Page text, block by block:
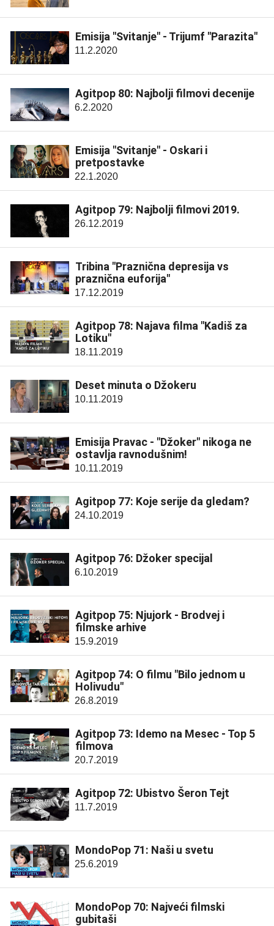
Emisija "Svitanje" - Trijumf "Parazita"
11.2.2020
Agitpop 80: Najbolji filmovi decenije
6.2.2020
Emisija "Svitanje" - Oskari i
pretpostavke
22.1.2020
Agitpop 79: Najbolji filmovi 2019.
26.12.2019
Tribina "Praznična depresija vs
praznična euforija"
17.12.2019
Agitpop 78: Najava filma "Kadiš za
Lotiku"
18.11.2019
Deset minuta o Džokeru
10.11.2019
Emisija Pravac - "Džoker" nikoga ne
ostavlja ravnodušnim!
10.11.2019
Agitpop 77: Koje serije da gledam?
24.10.2019
Agitpop 76: Džoker specijal
6.10.2019
Agitpop 75: Njujork - Brodvej i
filmske arhive
15.9.2019
Agitpop 74: O filmu "Bilo jednom u
Holivudu"
26.8.2019
Agitpop 73: Idemo na Mesec - Top 5
filmova
20.7.2019
Agitpop 72: Ubistvo Šeron Tejt
11.7.2019
MondoPop 71: Naši u svetu
25.6.2019
MondoPop 70: Najveći filmski
gubitaši